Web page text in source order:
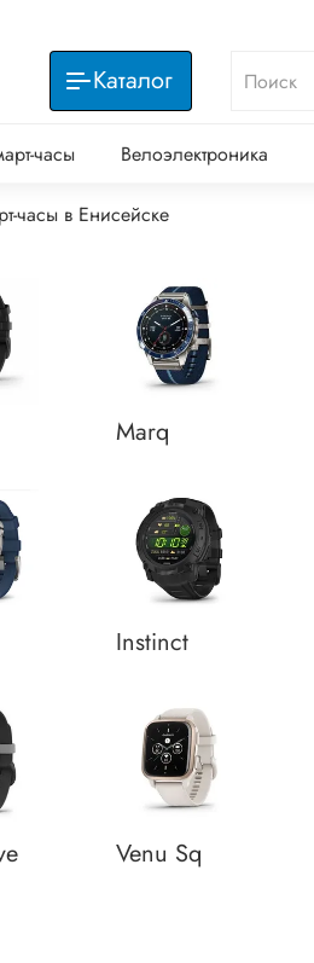
Каталог
часы Велоэлектроника
часы в Енисейске
Marq
Instinct
Venu Sq